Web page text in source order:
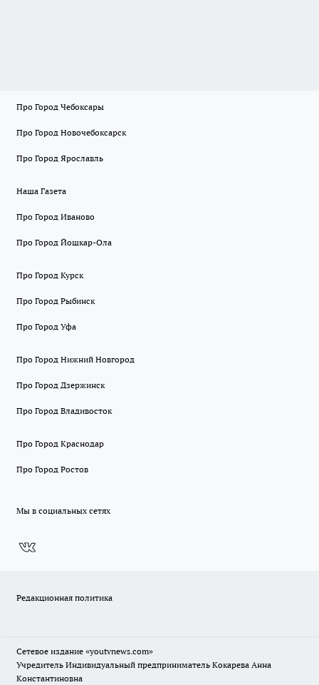
Про Город Чебоксары
Про Город Новочебоксарск
Про Город Ярославль
Наша Газета
Про Город Иваново
Про Город Йошкар-Ола
Про Город Курск
Про Город Рыбинск
Про Город Уфа
Про Город Нижний Новгород
Про Город Дзержинск
Про Город Владивосток
Про Город Краснодар
Про Город Ростов
Мы в социальных сетях
Редакционная политика
Сетевое издание «youtvnews.com»
Учредитель Индивидуальный предприниматель Кокарева Анна
Константиновна